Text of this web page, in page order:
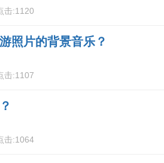
击:1120
照片的背景音乐？
击:1107
击:1064